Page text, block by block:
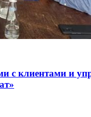
с клиентами и